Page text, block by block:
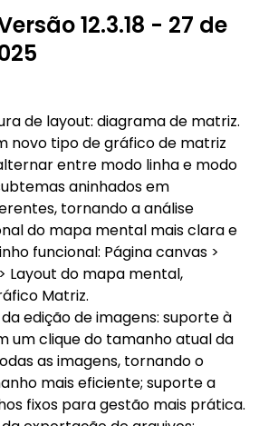
12.3.18 - 27 de
de layout: diagrama de matriz.
novo tipo de gráfico de matriz
entre modo linha e modo
aninhados em
tornando a análise
do mapa mental mais clara e
funcional: Página canvas >
Layout do mapa mental,
Matriz.
edição de imagens: suporte à
um clique do tamanho atual da
as imagens, tornando o
mais eficiente; suporte a
fixos para gestão mais prática.